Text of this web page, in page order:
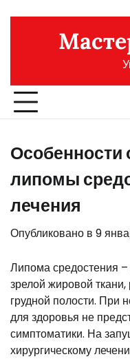
содержимому
Особенности
липомы
лечения
Опубликовано в 9
Липома средостения
зрелой жировой
грудной полости. При
для здоровья не
симптоматики. На
хирургическому